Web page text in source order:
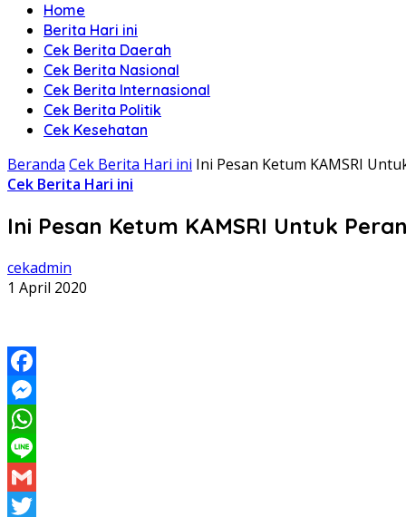
Home
Berita Hari ini
Cek Berita Daerah
Cek Berita Nasional
Cek Berita Internasional
Cek Berita Politik
Cek Kesehatan
Beranda Cek Berita Hari ini Ini Pesan Ketum KAMSRI
Cek Berita Hari ini
Ini Pesan Ketum KAMSRI Untuk
cekadmin
1 April 2020
Facebook
Messenger
WhatsApp
Line
Gmail